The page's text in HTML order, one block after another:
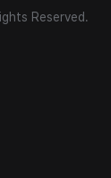
Reserved.